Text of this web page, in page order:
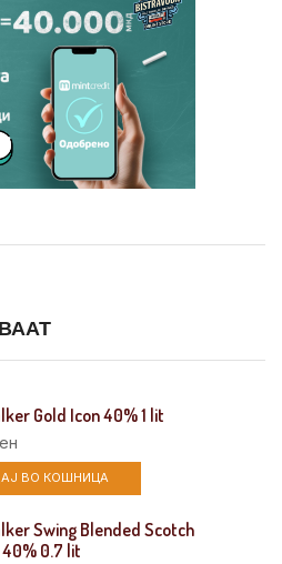
Gold Icon 40% 1 lit
ВО КОШНИЦА
Swing Blended Scotch
40% 0.7 lit